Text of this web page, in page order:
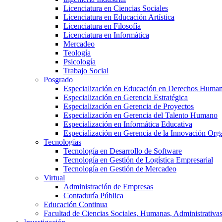
Licenciatura en Ciencias Sociales
Licenciatura en Educación Artística
Licenciatura en Filosofía
Licenciatura en Informática
Mercadeo
Teología
Psicología
Trabajo Social
Posgrado
Especialización en Educación en Derechos
Especialización en Gerencia Estratégica
Especialización en Gerencia de Proyectos
Especialización en Gerencia del Talento Humano
Especialización en Informática Educativa
Especialización en Gerencia de la Innovación
Tecnologías
Tecnología en Desarrollo de Software
Tecnología en Gestión de Logística Empresarial
Tecnología en Gestión de Mercadeo
Virtual
Administración de Empresas
Contaduría Pública
Educación Continua
Facultad de Ciencias Sociales, Humanas,